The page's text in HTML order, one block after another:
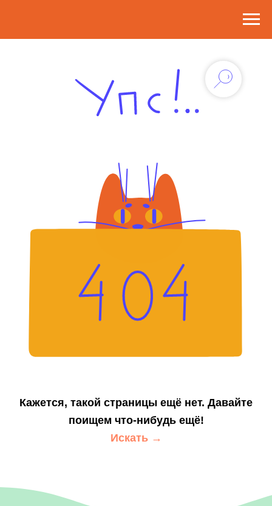
Кажется, такой страницы ещё нет. Давайте
поищем что-нибудь ещё!
Искать →